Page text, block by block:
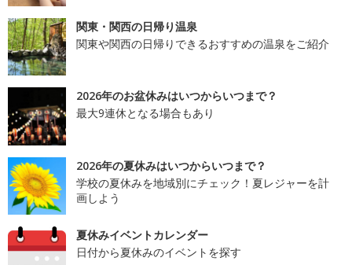
関東・関西の日帰り温泉
関東や関西の日帰りできるおすすめの温泉をご紹介
2026年のお盆休みはいつからいつまで？
最大9連休となる場合もあり
2026年の夏休みはいつからいつまで？
学校の夏休みを地域別にチェック！夏レジャーを計
画しよう
夏休みイベントカレンダー
日付から夏休みのイベントを探す